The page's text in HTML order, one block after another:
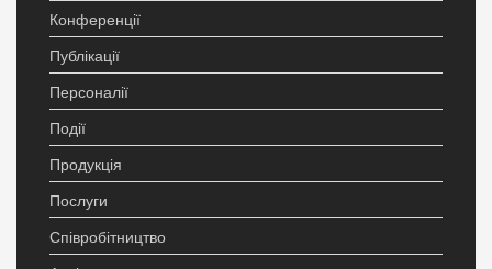
Конференції
Публікації
Персоналії
Події
Продукція
Послуги
Співробітництво